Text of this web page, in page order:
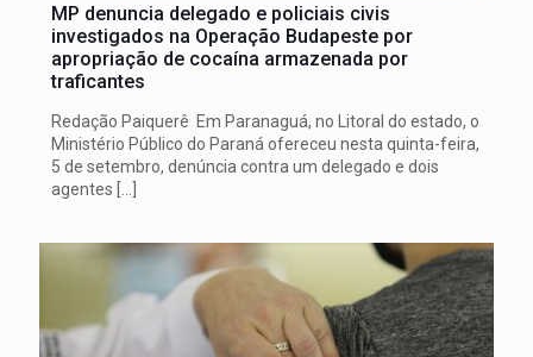
MP denuncia delegado e policiais civis
investigados na Operação Budapeste por
apropriação de cocaína armazenada por
traficantes
Redação Paiquerê Em Paranaguá, no Litoral do estado, o
Ministério Público do Paraná ofereceu nesta quinta-feira,
5 de setembro, denúncia contra um delegado e dois
agentes